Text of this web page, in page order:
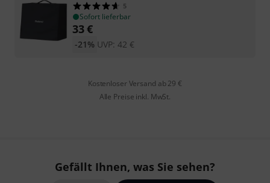
5
Sofort lieferbar
33€
UVP: 42 €
-21%
Kostenloser Versand ab 29 €
Alle Preise inkl. MwSt.
Gefällt Ihnen, was Sie sehen?